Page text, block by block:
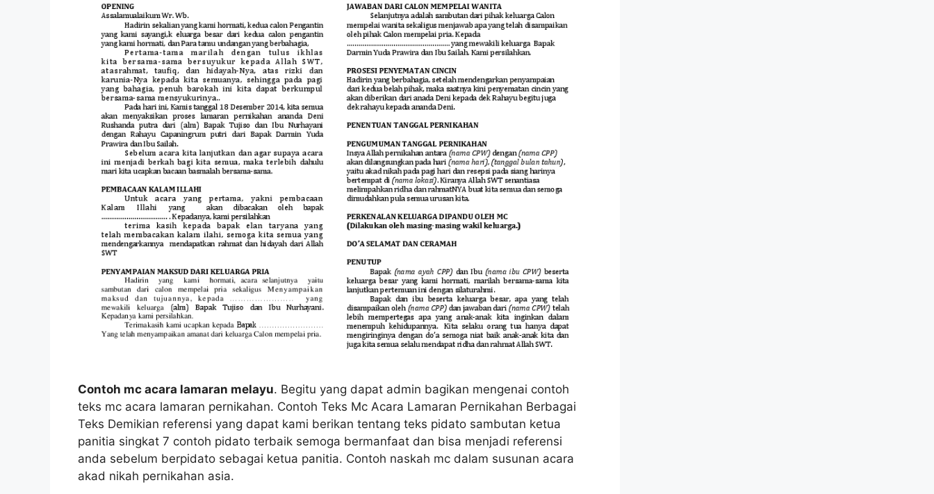
Contoh mc acara lamaran melayu. Begitu yang dapat admin bagikan mengenai contoh
teks mc acara lamaran pernikahan. Contoh Teks Mc Acara Lamaran Pernikahan Berbagai
Teks Demikian referensi yang dapat kami berikan tentang teks pidato sambutan ketua
panitia singkat 7 contoh pidato terbaik semoga bermanfaat dan bisa menjadi referensi
anda sebelum berpidato sebagai ketua panitia. Contoh naskah mc dalam susunan acara
akad nikah pernikahan asia.